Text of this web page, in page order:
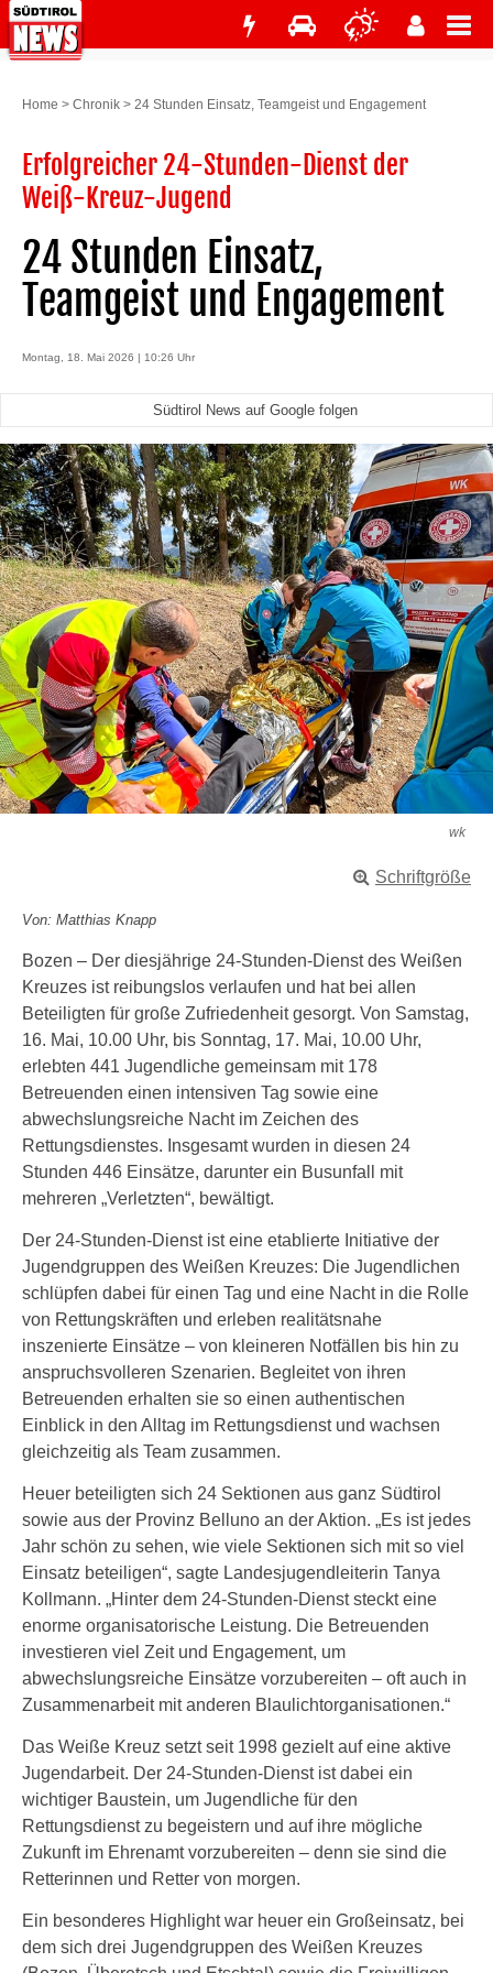
Home > Chronik > 24 Stunden Einsatz, Teamgeist und Engagement
Erfolgreicher 24-Stunden-Dienst der
Weiß-Kreuz-Jugend
24 Stunden Einsatz,
Teamgeist und Engagement
Montag, 18. Mai 2026 | 10:26 Uhr
Südtirol News auf Google folgen
wk
Schriftgröße
Von: Matthias Knapp
Bozen – Der diesjährige 24‑Stunden‑Dienst des Weißen
Kreuzes ist reibungslos verlaufen und hat bei allen
Beteiligten für große Zufriedenheit gesorgt. Von Samstag,
16. Mai, 10.00 Uhr, bis Sonntag, 17. Mai, 10.00 Uhr,
erlebten 441 Jugendliche gemeinsam mit 178
Betreuenden einen intensiven Tag sowie eine
abwechslungsreiche Nacht im Zeichen des
Rettungsdienstes. Insgesamt wurden in diesen 24
Stunden 446 Einsätze, darunter ein Busunfall mit
mehreren „Verletzten“, bewältigt.
Der 24‑Stunden‑Dienst ist eine etablierte Initiative der
Jugendgruppen des Weißen Kreuzes: Die Jugendlichen
schlüpfen dabei für einen Tag und eine Nacht in die Rolle
von Rettungskräften und erleben realitätsnahe
inszenierte Einsätze – von kleineren Notfällen bis hin zu
anspruchsvolleren Szenarien. Begleitet von ihren
Betreuenden erhalten sie so einen authentischen
Einblick in den Alltag im Rettungsdienst und wachsen
gleichzeitig als Team zusammen.
Heuer beteiligten sich 24 Sektionen aus ganz Südtirol
sowie aus der Provinz Belluno an der Aktion. „Es ist jedes
Jahr schön zu sehen, wie viele Sektionen sich mit so viel
Einsatz beteiligen“, sagte Landesjugendleiterin Tanya
Kollmann. „Hinter dem 24‑Stunden‑Dienst steckt eine
enorme organisatorische Leistung. Die Betreuenden
investieren viel Zeit und Engagement, um
abwechslungsreiche Einsätze vorzubereiten – oft auch in
Zusammenarbeit mit anderen Blaulichtorganisationen.“
Das Weiße Kreuz setzt seit 1998 gezielt auf eine aktive
Jugendarbeit. Der 24‑Stunden‑Dienst ist dabei ein
wichtiger Baustein, um Jugendliche für den
Rettungsdienst zu begeistern und auf ihre mögliche
Zukunft im Ehrenamt vorzubereiten – denn sie sind die
Retterinnen und Retter von morgen.
Ein besonderes Highlight war heuer ein Großeinsatz, bei
dem sich drei Jugendgruppen des Weißen Kreuzes